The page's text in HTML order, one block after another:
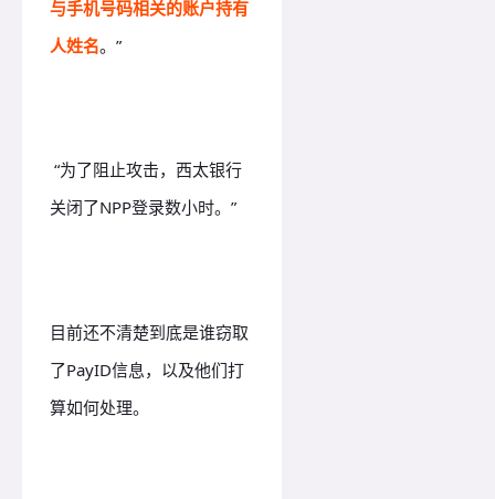
与手机号码相关的账户持有
人姓名。”
“为了阻止攻击，西太银行
关闭了NPP登录数小时。”
目前还不清楚到底是谁窃取
了PayID信息，以及他们打
算如何处理。